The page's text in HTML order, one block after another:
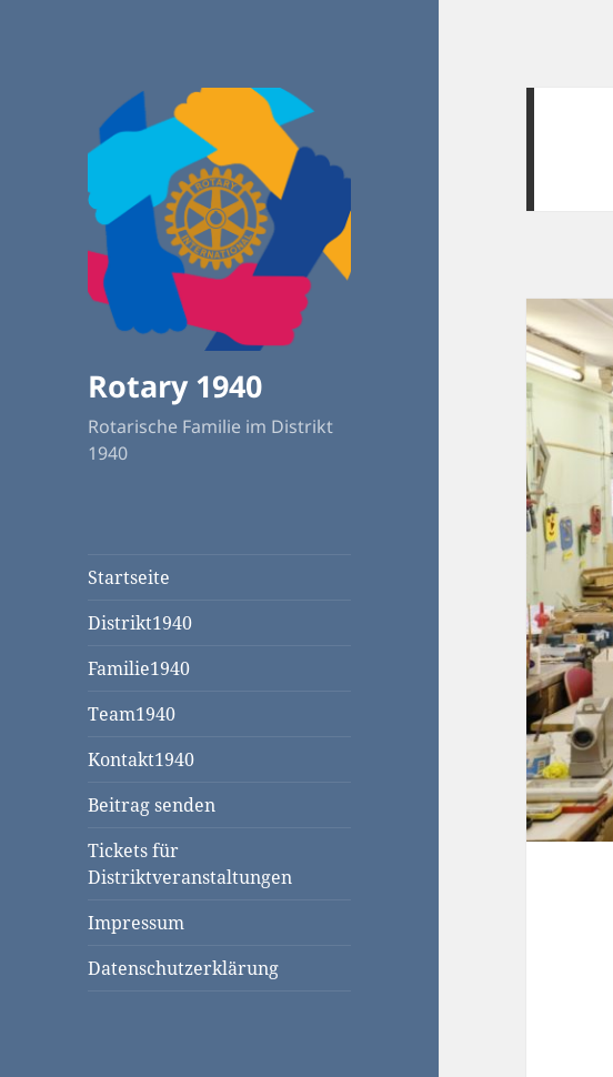
Rotary 1940
Rotarische Familie im Distrikt
1940
Startseite
Distrikt1940
Familie1940
Team1940
Kontakt1940
Beitrag senden
Tickets für
Distriktveranstaltungen
Impressum
Datenschutzerklärung